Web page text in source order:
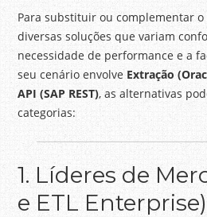
Para substituir ou complementar
diversas soluções que variam
necessidade de performance e a
seu cenário envolve Extração
API (SAP REST), as alternativas
categorias:
1. Líderes de
e ETL Enterprise)